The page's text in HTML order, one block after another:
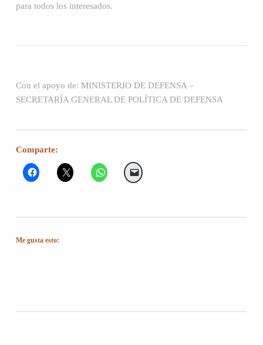
para todos los interesados.
Con el apoyo de: MINISTERIO DE DEFENSA –
SECRETARÍA GENERAL DE POLÍTICA DE DEFENSA
Comparte:
Me gusta esto: